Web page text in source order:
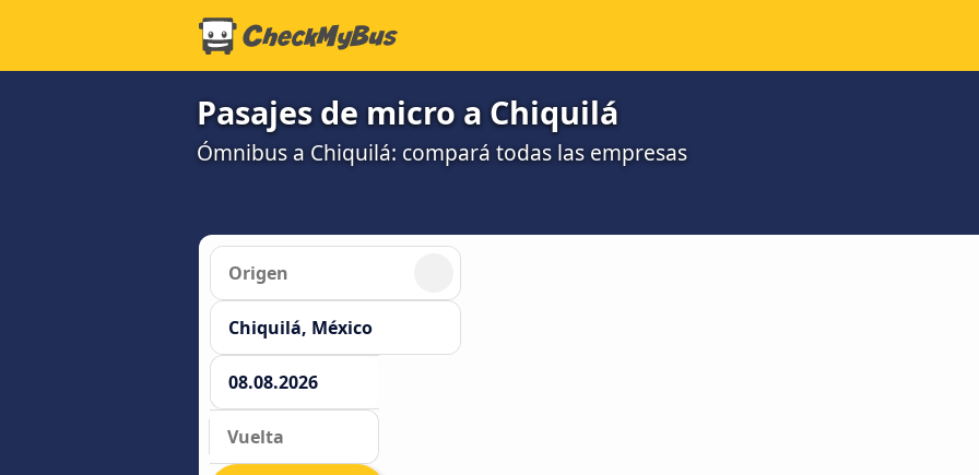
Pasajes de micro a Chiquilá
Ómnibus a Chiquilá: compará todas las empresas